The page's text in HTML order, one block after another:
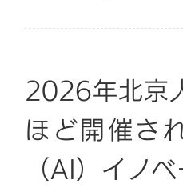
2026年北京
ほど開催さ
（AI）イノ